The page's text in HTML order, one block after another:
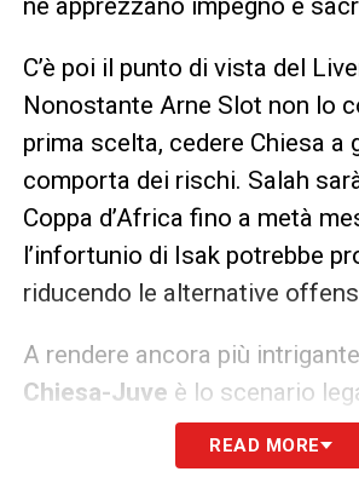
C’è poi il punto di vista del
Nonostante Arne Slot non lo
prima scelta, cedere Chiesa a
comporta dei rischi. Salah
Coppa d’Africa fino a metà
l’infortunio di Isak potrebbe
riducendo le alternative
A rendere ancora più
Chiesa-Juve è lo scenario
Nazionale. In vista dei
tornare protagonista in Serie A
READ MORE